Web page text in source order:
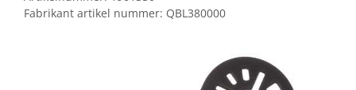
Fabrikant artikel nummer: QBL380000